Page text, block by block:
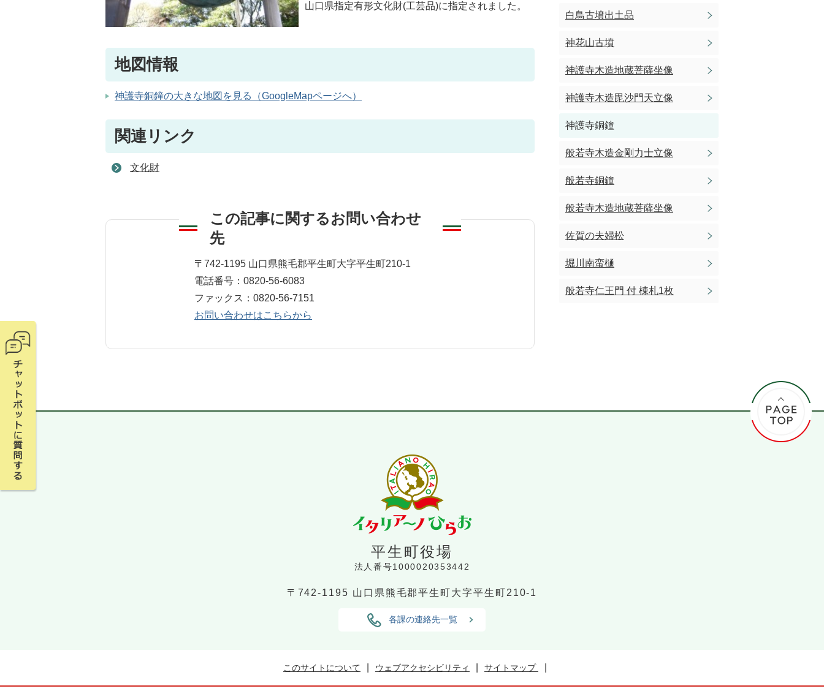
山口県指定有形文化財(工芸品)に指定されました。
地図情報
神護寺銅鐘の大きな地図を見る（GoogleMapページへ）
関連リンク
文化財
この記事に関するお問い合わせ
先
教育委員会 社会教育課
〒742-1195 山口県熊毛郡平生町大字平生町210-1
電話番号：0820-56-6083
ファックス：0820-56-7151
お問い合わせはこちらから
白鳥古墳出土品
神花山古墳
神護寺木造地蔵菩薩坐像
神護寺木造毘沙門天立像
神護寺銅鐘
般若寺木造金剛力士立像
般若寺銅鐘
般若寺木造地蔵菩薩坐像
佐賀の夫婦松
堀川南蛮樋
般若寺仁王門 付 棟札1枚
平生町役場
法人番号1000020353442
〒742-1195 山口県熊毛郡平生町大字平生町210-1
各課の連絡先一覧
このサイトについて ウェブアクセシビリティ サイトマップ